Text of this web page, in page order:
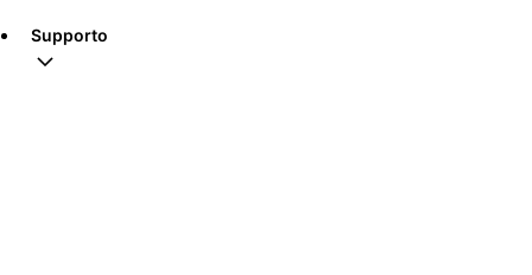
Supporto